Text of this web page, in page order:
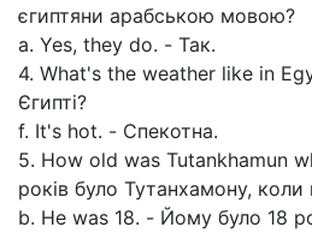
єгиптяни арабською мовою?
a. Yes, they do. - Так.
4. What's the weather like in
Єгипті?
f. It's hot. - Спекотна.
5. How old was Tutankhamun
років було Тутанхамону, коли
b. Не was 18. - Йому було 18